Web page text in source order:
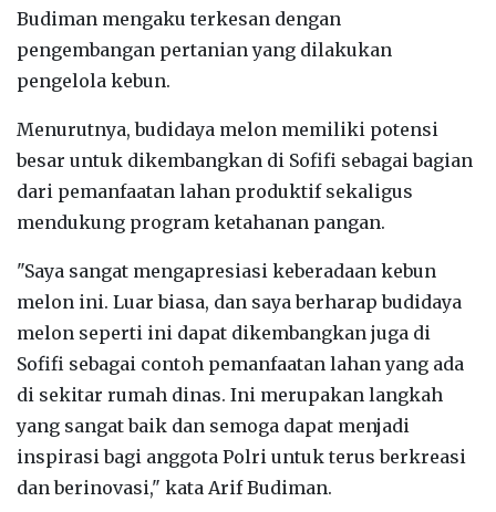
Budiman mengaku terkesan dengan
pengembangan pertanian yang dilakukan
pengelola kebun.
Menurutnya, budidaya melon memiliki potensi
besar untuk dikembangkan di Sofifi sebagai bagian
dari pemanfaatan lahan produktif sekaligus
mendukung program ketahanan pangan.
‎"Saya sangat mengapresiasi keberadaan kebun
melon ini. Luar biasa, dan saya berharap budidaya
melon seperti ini dapat dikembangkan juga di
Sofifi sebagai contoh pemanfaatan lahan yang ada
di sekitar rumah dinas. Ini merupakan langkah
yang sangat baik dan semoga dapat menjadi
inspirasi bagi anggota Polri untuk terus berkreasi
dan berinovasi," kata Arif Budiman.